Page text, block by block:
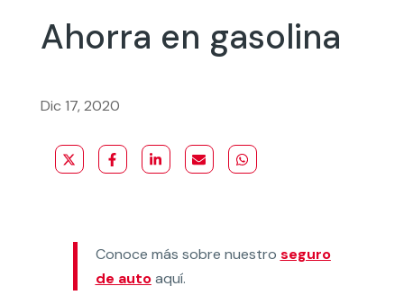
Ahorra en gasolina
Dic 17, 2020
Conoce más sobre nuestro seguro
de autoaquí.